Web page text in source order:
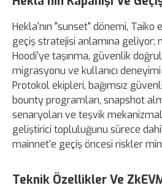
Hekla'nın "sunset" dönemi, Taiko
geçiş stratejisi anlamına
Hoodi'ye taşınma, güvenlik
migrasyonu ve kullanıcı
Protokol ekipleri, bağımsız
bounty programları, snapshot
senaryoları ve teşvik
geliştirici topluluğunu sürece
mainnet'e geçiş öncesi riskler
Teknik Özellikler Ve